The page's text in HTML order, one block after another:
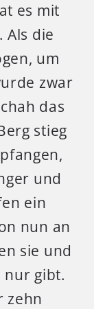
es mit
Als die
um
zwar
das
stieg
und
ein
nun an
sie und
nur gibt.
zehn